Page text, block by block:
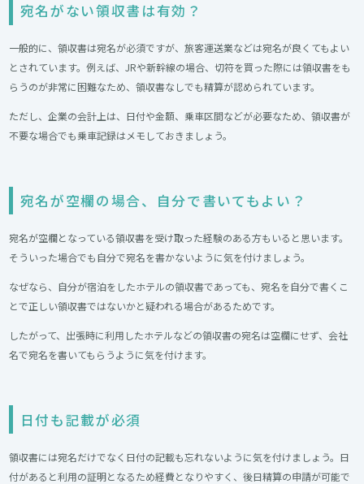
宛名がない領収書は有効？
一般的に、領収書は宛名が必須ですが、旅客運送業などは宛名が良くてもよい
とされています。例えば、JRや新幹線の場合、切符を買った際には領収書をも
らうのが非常に困難なため、領収書なしでも精算が認められています。
ただし、企業の会計上は、日付や金額、乗車区間などが必要なため、領収書が
不要な場合でも乗車記録はメモしておきましょう。
宛名が空欄の場合、自分で書いてもよい？
宛名が空欄となっている領収書を受け取った経験のある方もいると思います。
そういった場合でも自分で宛名を書かないように気を付けましょう。
なぜなら、自分が宿泊をしたホテルの領収書であっても、宛名を自分で書くこ
とで正しい領収書ではないかと疑われる場合があるためです。
したがって、出張時に利用したホテルなどの領収書の宛名は空欄にせず、会社
名で宛名を書いてもらうように気を付けます。
日付も記載が必須
領収書には宛名だけでなく日付の記載も忘れないように気を付けましょう。日
付があると利用の証明となるため経費となりやすく、後日精算の申請が可能で